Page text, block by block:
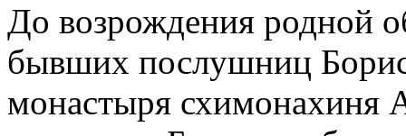
До возрождения родной
бывших послушниц
монастыря схимонахиня